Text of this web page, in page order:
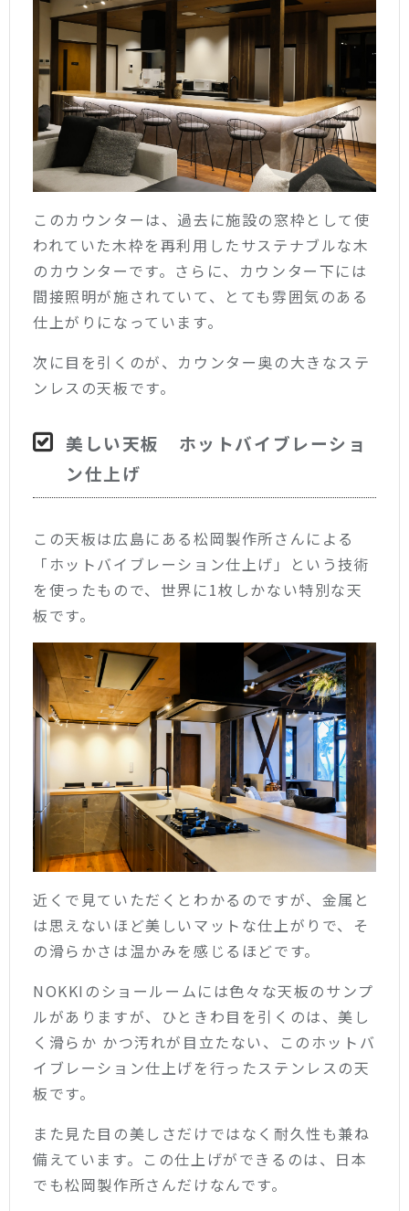
このカウンターは、過去に施設の窓枠として使
われていた木枠を再利用したサステナブルな木
のカウンターです。さらに、カウンター下には
間接照明が施されていて、とても雰囲気のある
仕上がりになっています。
次に目を引くのが、カウンター奥の大きなステ
ンレスの天板です。
美しい天板 ホットバイブレーショ
ン仕上げ
この天板は広島にある松岡製作所さんによる
「ホットバイブレーション仕上げ」という技術
を使ったもので、世界に1枚しかない特別な天
板です。
近くで見ていただくとわかるのですが、金属と
は思えないほど美しいマットな仕上がりで、そ
の滑らかさは温かみを感じるほどです。
NOKKIのショールームには色々な天板のサンプ
ルがありますが、ひときわ目を引くのは、美し
く滑らか かつ汚れが目立たない、このホットバ
イブレーション仕上げを行ったステンレスの天
板です。
また見た目の美しさだけではなく耐久性も兼ね
備えています。 この仕上げができるのは、日本
でも松岡製作所さんだけなんです。